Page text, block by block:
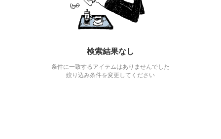
検索結果なし
条件に一致するアイテムはありませんでした
絞り込み条件を変更してください